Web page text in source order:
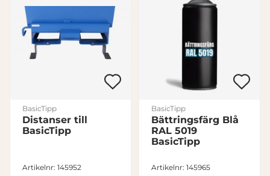
BasicTipp
Distanser till
BasicTipp
Artikelnr: 145952
BasicTipp
Bättringsfärg Blå
RAL 5019
BasicTipp
Artikelnr: 145965